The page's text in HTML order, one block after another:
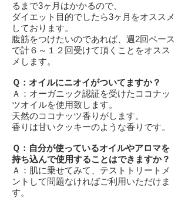
るまで3ヶ月はかかるので、
ダイエット目的でしたら3ヶ月をオススメ
しております。
腹筋をつけたいのであれば、週2回ペース
で計６～１２回受けて頂くことをオスス
メします。
Ｑ：オイルにニオイがついてますか？
Ａ：オーガニック認証を受けたココナッ
ツオイルを使用致します。
天然のココナッツ香りがします。
香りは甘いクッキーのような香りです。
Ｑ：自分が使っているオイルやアロマを
持ち込んで使用することはできますか？
Ａ：肌に乗せてみて、テストトリートメ
ントして問題なければご利用いただけま
す。